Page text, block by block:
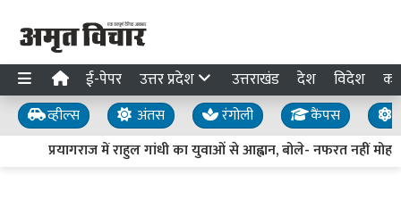
ई-पेपर उत्तर प्रदेश उत्तराखंड देश विदेश
व्हील्स अंतस रंगोली कैंपस
प्रयागराज में राहुल गांधी का युवाओं से आह्वान, बोले- नफरत नहीं